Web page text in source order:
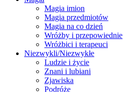
Magia imion
Magia przedmiotów
Magia na co dzień
Wróżby i przepowiednie
Wróżbici i terapeuci
Niezwykli/Niezwykłe
Ludzie i życie
Znani i lubiani
Zjawiska
Podróże